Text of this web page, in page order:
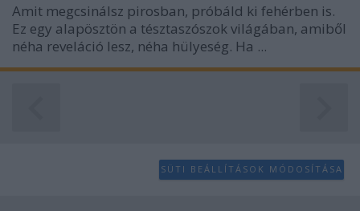
Amit megcsinálsz pirosban, próbáld ki fehérben is.
Ez egy alapösztön a tésztaszószok világában, amiből
néha reveláció lesz, néha hülyeség. Ha ...
SÜTI BEÁLLÍTÁSOK MÓDOSÍTÁSA